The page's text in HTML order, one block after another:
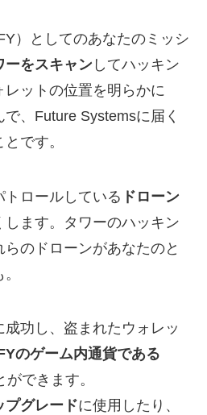
）としてのあなたのミッシ
ーをスキャンしてハッキン
ットの位置を明らかに
、Future Systemsに届く
です。
トロールしている ドローン
ます。タワーのハッキン
のドローンがあなたのと
功し、盗まれたウォレッ
のゲーム内通貨である
できます。
プグレードに使用したり、